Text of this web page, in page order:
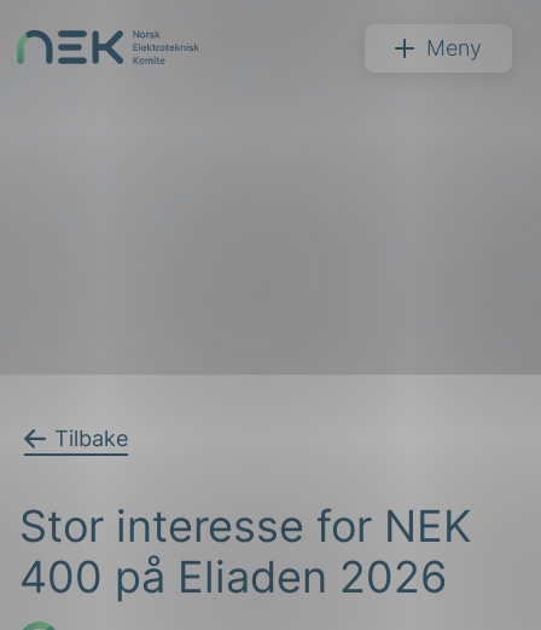
NEK Meny
Tilbake
Stor interesse for NEK
400 på Eliaden 2026